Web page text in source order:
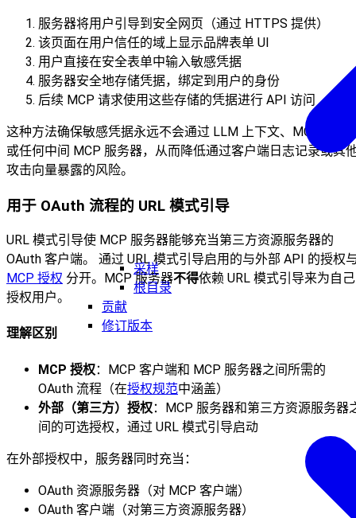
采样
根目录
贡献
修订版本
服务器将用户引导到安全网页（通过 HTTPS 提供）
该页面在用户信任的域上显示品牌表单 UI
用户直接在安全表单中输入敏感凭据
服务器安全地存储凭据，绑定到用户的身份
后续 MCP 请求使用这些存储的凭据进行 API 访问
这种方法确保敏感凭据永远不会通过 LLM 上下文、MCP 客户
或任何中间 MCP 服务器，从而降低通过客户端日志记录或其
攻击向量暴露的风险。
用于 OAuth 流程的 URL 模式引导
URL 模式引导使 MCP 服务器能够充当第三方资源服务器的
OAuth 客户端。 通过 URL 模式引导启用的与外部 API 的授权
MCP 授权 分开。MCP 服务器不得依赖 URL 模式引导来为自己
授权用户。
理解区别
MCP 授权：MCP 客户端和 MCP 服务器之间所需的
OAuth 流程（在授权规范中涵盖）
外部（第三方）授权：MCP 服务器和第三方资源服务器
间的可选授权，通过 URL 模式引导启动
在外部授权中，服务器同时充当：
OAuth 资源服务器（对 MCP 客户端）
OAuth 客户端（对第三方资源服务器）